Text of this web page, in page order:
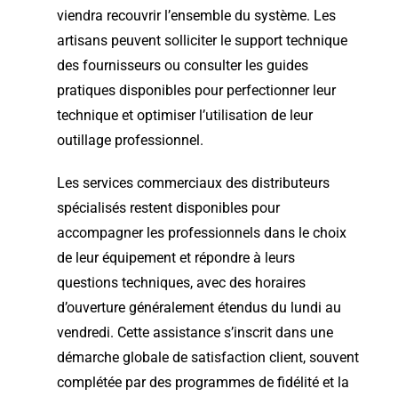
viendra recouvrir l’ensemble du système. Les
artisans peuvent solliciter le support technique
des fournisseurs ou consulter les guides
pratiques disponibles pour perfectionner leur
technique et optimiser l’utilisation de leur
outillage professionnel.
Les services commerciaux des distributeurs
spécialisés restent disponibles pour
accompagner les professionnels dans le choix
de leur équipement et répondre à leurs
questions techniques, avec des horaires
d’ouverture généralement étendus du lundi au
vendredi. Cette assistance s’inscrit dans une
démarche globale de satisfaction client, souvent
complétée par des programmes de fidélité et la